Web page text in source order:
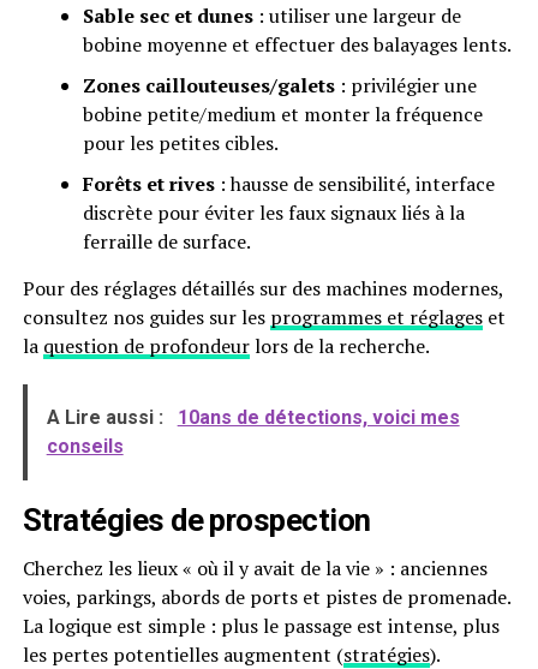
Sable sec et dunes: utiliser une largeur de
bobine moyenne et effectuer des balayages lents.
Zones caillouteuses/galets: privilégier une
bobine petite/medium et monter la fréquence
pour les petites cibles.
Forêts et rives: hausse de sensibilité, interface
discrète pour éviter les faux signaux liés à la
ferraille de surface.
Pour des réglages détaillés sur des machines modernes,
consultez nos guides sur les programmes et réglageset
la question de profondeurlors de la recherche.
A Lire aussi :
10ans de détections, voici mes
conseils
Stratégies de prospection
Cherchez les lieux « où il y avait de la vie » : anciennes
voies, parkings, abords de ports et pistes de promenade.
La logique est simple : plus le passage est intense, plus
les pertes potentielles augmentent (stratégies).